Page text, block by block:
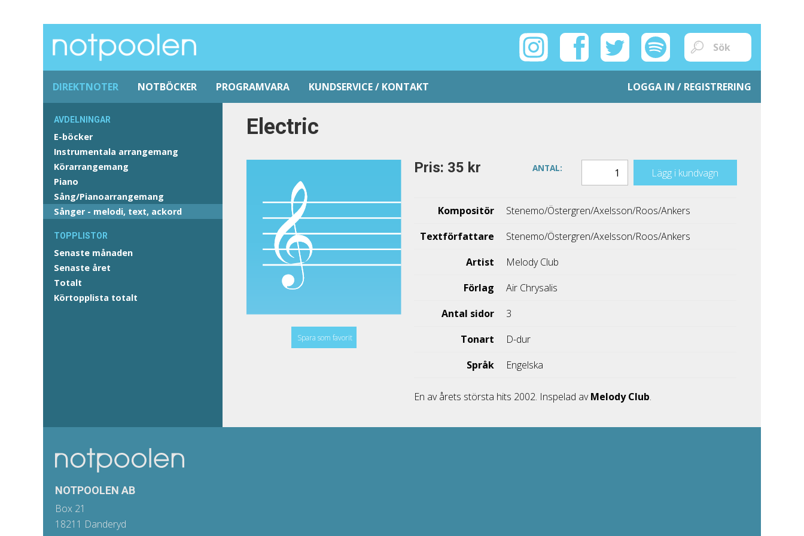
DIREKTNOTER NOTBÖCKER PROGRAMVARA KUNDSERVICE / KONTAKT LOGGA IN / REGISTRERING
AVDELNINGAR
E-böcker
Instrumentala arrangemang
Körarrangemang
Piano
Sång/Pianoarrangemang
Sånger - melodi, text, ackord
TOPPLISTOR
Senaste månaden
Senaste året
Totalt
Körtopplista totalt
Electric
Spara som favorit
Pris: 35 kr ANTAL: Lägg i kundvagn
Kompositör
Stenemo/Östergren/Axelsson/Roos/Ankers
Textförfattare
Stenemo/Östergren/Axelsson/Roos/Ankers
Artist
Melody Club
Förlag
Air Chrysalis
Antal sidor
3
Tonart
D-dur
Språk
Engelska
En av årets största hits 2002. Inspelad avMelody Club.
NOTPOOLEN AB
Box 21
18211 Danderyd